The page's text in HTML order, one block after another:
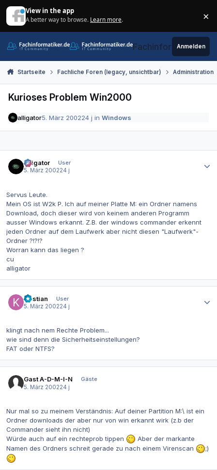
View in the app
A better way to browse. Learn more. ×
Fachinformatiker.de
Anmelden
Startseite Fachliche Foren (legacy, unsichtbar) Administration
Kurioses Problem Win2000
alligator5. März 200224 j inWindows
alligator
User
5. März 200224 j
Servus Leute.
Mein OS ist W2k P. Ich auf meiner Platte M: ein Ordner namens
Download, doch dieser wird von keinem anderen Programm
ausser Windows erkannt. Z.B. der windows commander erkennt
jeden Ordner auf dem Laufwerk aber nicht diesen "Laufwerk"-
Ordner ?!?!?
Worran kann das liegen ?
cu
alligator
Kristian
User
5. März 200224 j
klingt nach nem Rechte Problem...
wie sind denn die Sicherheitseinstellungen?
FAT oder NTFS?
Gast A-D-M-I-N
Gäste
5. März 200224 j
Nur mal so zu meinem Verständnis: Auf deiner Partition M:\ ist ein
Ordner downloads der aber nur von win erkannt wirk (z.b der
Commander sieht ihn nicht)
Würde auch auf ein rechteprob tippen
Aber der markante
Namen des Ordners schreit gerade zu nach einem Virenscan
;)